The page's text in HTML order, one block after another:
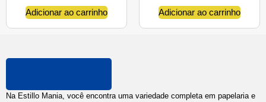
Adicionar ao carrinho Adicionar ao carrinho
Na Estillo Mania, você encontra uma variedade completa em papelaria e